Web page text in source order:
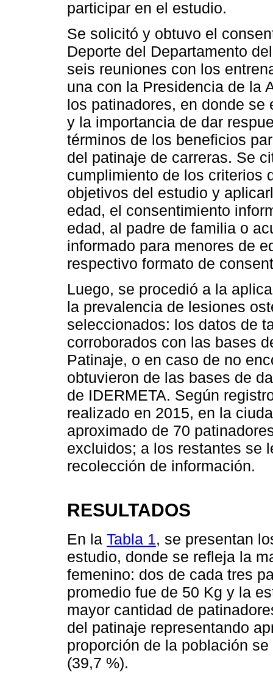
participar en el estudio.
Se solicitó y obtuvo el
Deporte del Departamento
seis reuniones con los
una con la Presidencia de la
los patinadores, en donde
y la importancia de dar
términos de los beneficios
del patinaje de carreras. Se
cumplimiento de los criterios
objetivos del estudio y
edad, el consentimiento
edad, al padre de familia o
informado para menores de
respectivo formato de
Luego, se procedió a la
la prevalencia de lesiones
seleccionados: los datos de
corroborados con las bases
Patinaje, o en caso de no
obtuvieron de las bases de
de IDERMETA. Según
realizado en 2015, en la
aproximado de 70
excluidos; a los restantes se
recolección de información.
RESULTADOS
En la Tabla 1, se presentan
estudio, donde se refleja la
femenino: dos de cada tres
promedio fue de 50 Kg y la
mayor cantidad de
del patinaje representando
proporción de la población
(39,7 %).